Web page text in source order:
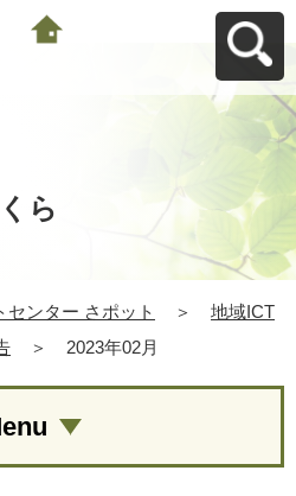
ら
センター さポット ＞
地域ICT
＞ 2023年02月